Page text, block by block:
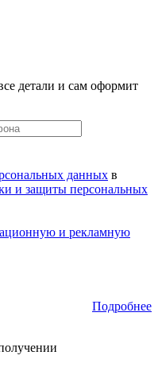
детали и сам оформит
данных в
и защиты персональных
и рекламную
Подробнее